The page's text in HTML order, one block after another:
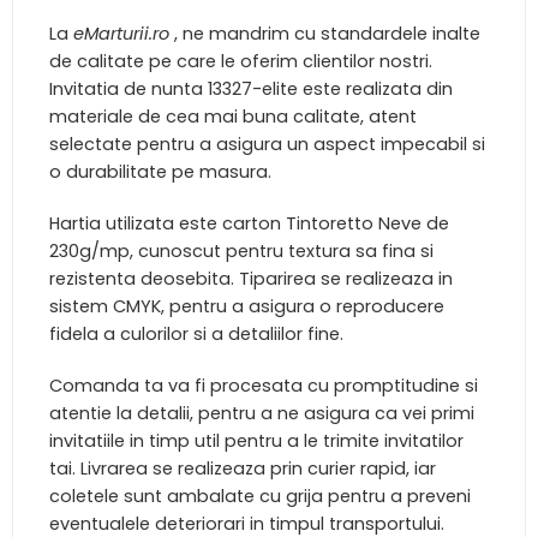
La eMarturii.ro , ne mandrim cu standardele inalte
de calitate pe care le oferim clientilor nostri.
Invitatia de nunta 13327-elite este realizata din
materiale de cea mai buna calitate, atent
selectate pentru a asigura un aspect impecabil si
o durabilitate pe masura.
Hartia utilizata este carton Tintoretto Neve de
230g/mp, cunoscut pentru textura sa fina si
rezistenta deosebita. Tiparirea se realizeaza in
sistem CMYK, pentru a asigura o reproducere
fidela a culorilor si a detaliilor fine.
Comanda ta va fi procesata cu promptitudine si
atentie la detalii, pentru a ne asigura ca vei primi
invitatiile in timp util pentru a le trimite invitatilor
tai. Livrarea se realizeaza prin curier rapid, iar
coletele sunt ambalate cu grija pentru a preveni
eventualele deteriorari in timpul transportului.